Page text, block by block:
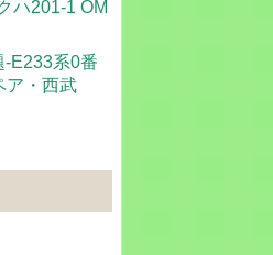
ハ201-1 OM
-E233系0番
ア・西武